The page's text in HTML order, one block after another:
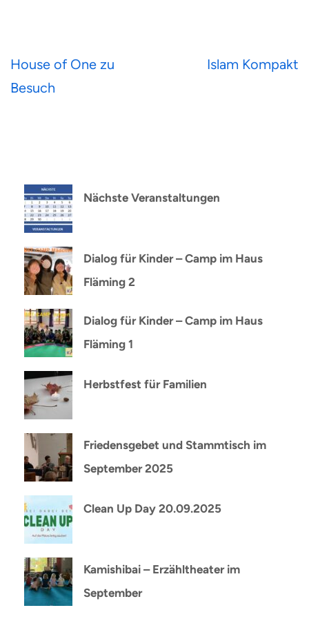
Beitragsnavigation
House of One zu
Besuch
Islam Kompakt
Nächste Veranstaltungen
Dialog für Kinder – Camp im Haus
Fläming 2
Dialog für Kinder – Camp im Haus
Fläming 1
Herbstfest für Familien
Friedensgebet und Stammtisch im
September 2025
Clean Up Day 20.09.2025
Kamishibai – Erzähltheater im
September